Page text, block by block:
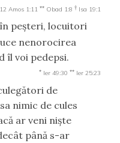
Amos 1:11 ** Obad 1:8 † Isa 19:1
peşteri, locuitori
nenorocirea
îl voi pedepsi.
* Ier 49:30 ** Ier 25:23
de
nimic de cules
ar veni nişte
până s-ar